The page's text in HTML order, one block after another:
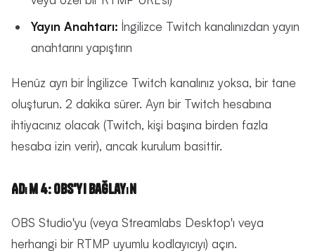
Yayın Anahtarı: İngilizce Twitch kanalınızdan yayın
anahtarını yapıştırın
Henüz ayrı bir İngilizce Twitch kanalınız yoksa, bir tane
oluşturun. 2 dakika sürer. Ayrı bir Twitch hesabına
ihtiyacınız olacak (Twitch, kişi başına birden fazla
hesaba izin verir), ancak kurulum basittir.
Adım 4: OBS'yi Bağlayın
OBS Studio'yu (veya Streamlabs Desktop'ı veya
herhangi bir RTMP uyumlu kodlayıcıyı) açın.